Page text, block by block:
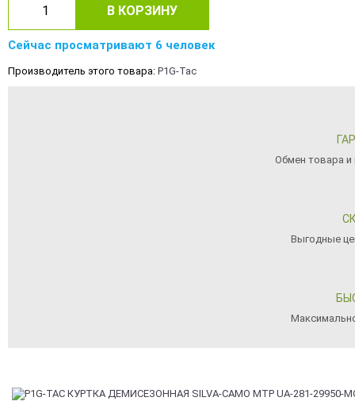
В КОРЗИНУ
Сейчас просматривают 6 человек
Производитель этого товара: P1G-Tac
Обмен товара и
Выгодные